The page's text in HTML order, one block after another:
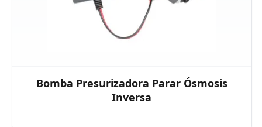
Bomba Presurizadora Parar Ósmosis
Inversa